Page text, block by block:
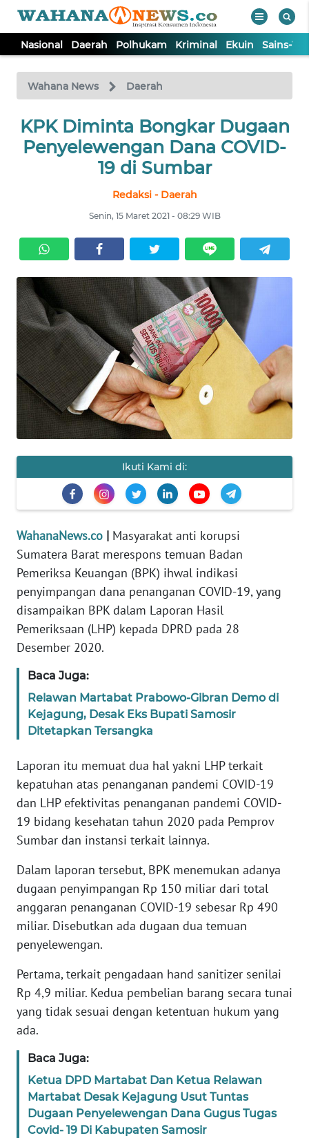
Nasional Daerah Polhukam Kriminal Ekuin Sains-
Wahana News Daerah
KPK Diminta Bongkar Dugaan
Penyelewengan Dana COVID-
19 di Sumbar
Redaksi - Daerah
Senin, 15 Maret 2021 - 08:29 WIB
Ikuti Kami di:
WahanaNews.co | Masyarakat anti korupsi
Sumatera Barat merespons temuan Badan
Pemeriksa Keuangan (BPK) ihwal indikasi
penyimpangan dana penanganan COVID-19, yang
disampaikan BPK dalam Laporan Hasil
Pemeriksaan (LHP) kepada DPRD pada 28
Desember 2020.
Baca Juga:
Relawan Martabat Prabowo-Gibran Demo di
Kejagung, Desak Eks Bupati Samosir
Ditetapkan Tersangka
Laporan itu memuat dua hal yakni LHP terkait
kepatuhan atas penanganan pandemi COVID-19
dan LHP efektivitas penanganan pandemi COVID-
19 bidang kesehatan tahun 2020 pada Pemprov
Sumbar dan instansi terkait lainnya.
Dalam laporan tersebut, BPK menemukan adanya
dugaan penyimpangan Rp 150 miliar dari total
anggaran penanganan COVID-19 sebesar Rp 490
miliar. Disebutkan ada dugaan dua temuan
penyelewengan.
Pertama, terkait pengadaan hand sanitizer senilai
Rp 4,9 miliar. Kedua pembelian barang secara tunai
yang tidak sesuai dengan ketentuan hukum yang
ada.
Baca Juga:
Ketua DPD Martabat Dan Ketua Relawan
Martabat Desak Kejagung Usut Tuntas
Dugaan Penyelewengan Dana Gugus Tugas
Covid- 19 Di Kabupaten Samosir
TV
Tutup
NASIONAL
KRIMINAL
EKUIN
SAINS-TEKNO
KESEHATAN
INTERNASIONAL
SERBA-SERBI
OLAHRAGA
OPINI
EDITORIAL
Informasi
INDEKS
BERITA
KONTAK
KAMI
IKLAN
TENTANG
KAMI
MEDIA
SIBER
REDAKSI
DISCLAIMER
Wahana
Regional
WN
SUMUT